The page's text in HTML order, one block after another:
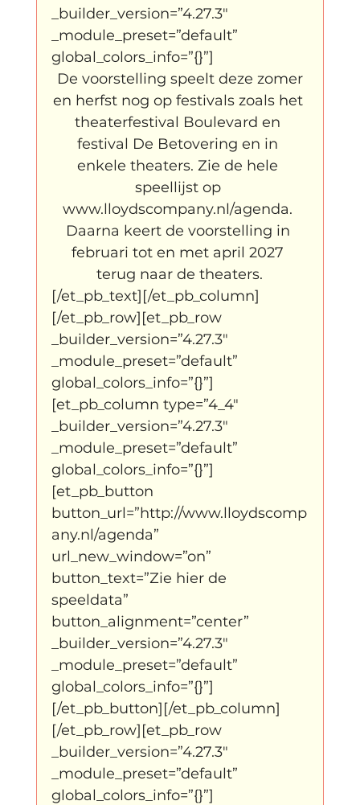
_builder_version=”4.27.3″
_module_preset=”default”
global_colors_info=”{}”]
De voorstelling speelt deze zomer
en herfst nog op festivals zoals het
theaterfestival Boulevard en
festival De Betovering en in
enkele theaters. Zie de hele
speellijst op
www.lloydscompany.nl/agenda.
Daarna keert de voorstelling in
februari tot en met april 2027
terug naar de theaters.
[/et_pb_text][/et_pb_column]
[/et_pb_row][et_pb_row
_builder_version=”4.27.3″
_module_preset=”default”
global_colors_info=”{}”]
[et_pb_column type=”4_4″
_builder_version=”4.27.3″
_module_preset=”default”
global_colors_info=”{}”]
[et_pb_button
button_url=”http://www.lloydscomp
any.nl/agenda”
url_new_window=”on”
button_text=”Zie hier de
speeldata”
button_alignment=”center”
_builder_version=”4.27.3″
_module_preset=”default”
global_colors_info=”{}”]
[/et_pb_button][/et_pb_column]
[/et_pb_row][et_pb_row
_builder_version=”4.27.3″
_module_preset=”default”
global_colors_info=”{}”]